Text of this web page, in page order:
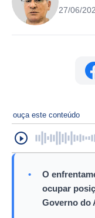
27/06/
ouça este conteúdo
•
O
ocupar
Governo do